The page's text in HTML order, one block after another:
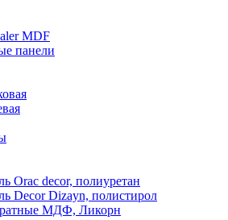
MDF
панели
Orac decor, полиуретан
Decor Dizayn, полистирол
МДФ, Ликорн